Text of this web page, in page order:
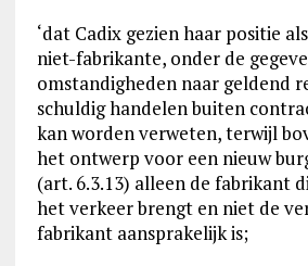
‘dat Cadix gezien haar positie
niet-fabrikante, onder de
omstandigheden naar geldend
schuldig handelen buiten
kan worden verweten, terwijl
het ontwerp voor een nieuw
(art. 6.3.13) alleen de fabrikant
het verkeer brengt en niet de
fabrikant aansprakelijk is;